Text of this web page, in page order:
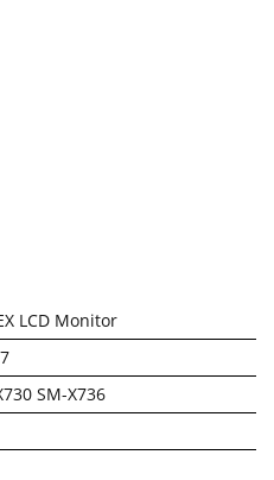
LCD Monitor
SM-X736